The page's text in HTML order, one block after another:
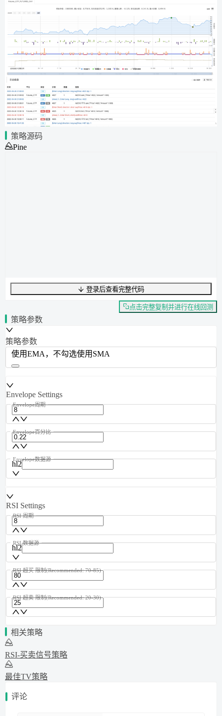
策略源码
Pine
UTF-8344 字节54 字数0 行行 1,列 0
登录后查看完整代码
点击完整复制并进行在线回测
策略参数
策略参数
使用EMA，不勾选使用SMA
Envelope Settings
Envelope周期
Envelope百分比
hl2
Envelope数据源
RSI Settings
RSI 周期
hl2
RSI 数据源
RSI 超买 限制(Recommended: 70-85)
RSI 超卖 限制(Recommended: 20-30)
相关策略
RSI-买卖信号策略
最佳TV策略
评论